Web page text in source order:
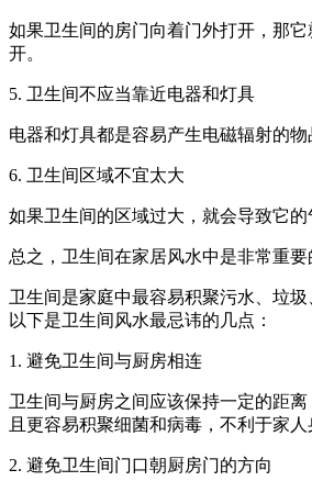
如果卫生间的房门向着门外打开，那
开。
5. 卫生间不应当靠近电器和灯具
电器和灯具都是容易产生电磁辐射的
6. 卫生间区域不宜太大
如果卫生间的区域过大，就会导致它
总之，卫生间在家居风水中是非常重
卫生间是家庭中最容易积聚污水、垃
以下是卫生间风水最忌讳的几点：
1. 避免卫生间与厨房相连
卫生间与厨房之间应该保持一定的距
且更容易积聚细菌和病毒，不利于家人
2. 避免卫生间门口朝厨房门的方向